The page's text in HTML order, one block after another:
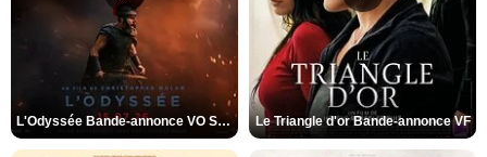
L'Odyssée Bande-annonce VO STFR Le Triangle d'or Bande-annonce VF